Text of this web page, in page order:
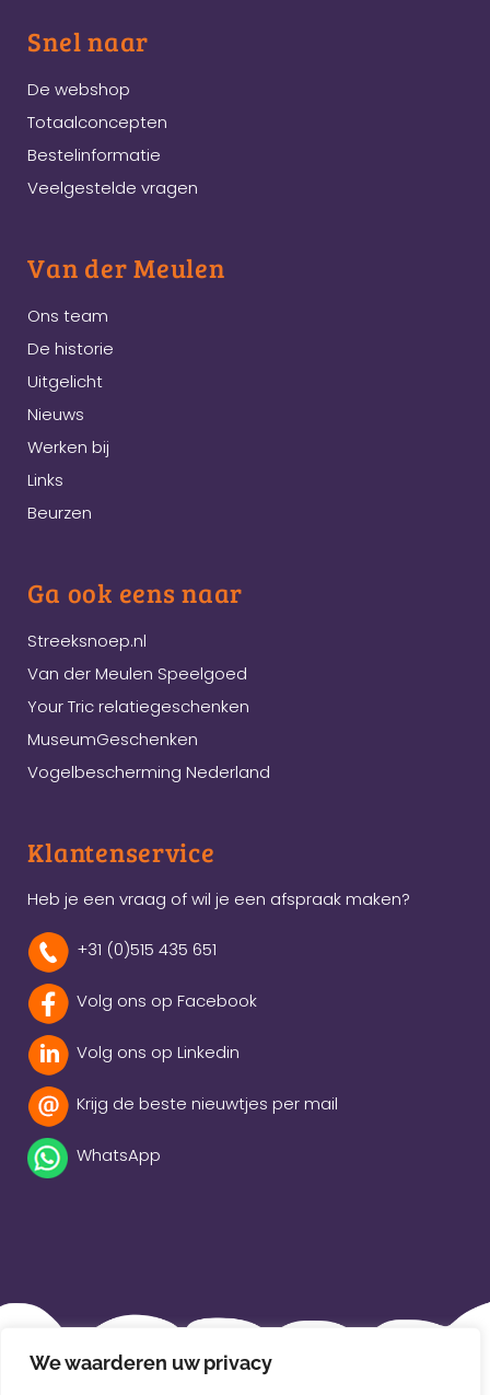
We waarderen uw privacy
Snel naar
De webshop
Totaalconcepten
Bestelinformatie
Veelgestelde vragen
Van der Meulen
Ons team
De historie
Uitgelicht
Nieuws
Werken bij
Links
Beurzen
Ga ook eens naar
Streeksnoep.nl
Van der Meulen Speelgoed
Your Tric relatiegeschenken
MuseumGeschenken
Vogelbescherming Nederland
Klantenservice
Heb je een vraag of wil je een afspraak maken?
+31 (0)515 435 651
Volg ons op Facebook
Volg ons op Linkedin
Krijg de beste nieuwtjes per mail
WhatsApp
Beleidsverklaring